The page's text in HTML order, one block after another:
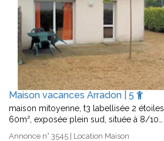
Maison vacances Arradon | 5
maison mitoyenne, t3 labellisée 2
60m², exposée plein sud, située à 8/10…
Annonce n° 3545 | Location Maison